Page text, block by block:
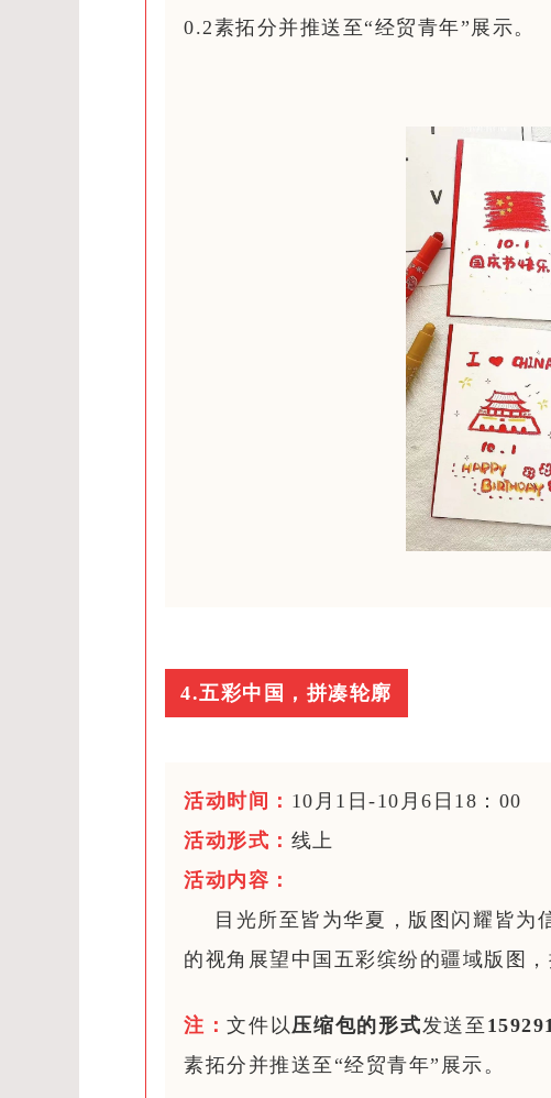
0.2素拓分并推送至“经贸青年”展示。
4.五彩中国，拼凑轮廓
活动时间： 10月1日-10月6日18：00
活动形式： 线上
活动内容：
目光所至皆为华夏，版图闪耀皆为
的视角展望中国五彩缤纷的疆域版图
注：文件以 压缩包的形式发送至
素拓分并推送至“经贸青年”展示。